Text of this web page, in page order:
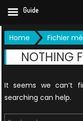
Skip
to
content
Home Fichier
NOTHING
It seems we can’t
searching can help.
Guide